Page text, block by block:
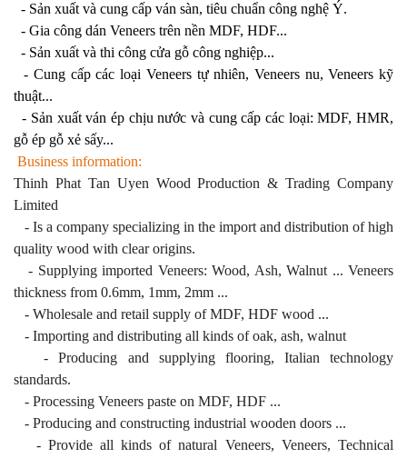
- Sản xuất và cung cấp ván sàn, tiêu chuẩn công nghệ Ý.
- Gia công dán Veneers trên nền MDF, HDF...
- Sản xuất và thi công cửa gỗ công nghiệp...
- Cung cấp các loại Veneers tự nhiên, Veneers nu, Veneers kỹ
thuật...
- Sản xuất ván ép chịu nước và cung cấp các loại: MDF, HMR,
gỗ ép gỗ xẻ sấy...
Business information:
Thinh Phat Tan Uyen Wood Production & Trading Company
Limited
- Is a company specializing in the import and distribution of high
quality wood with clear origins.
- Supplying imported Veneers: Wood, Ash, Walnut ... Veneers
thickness from 0.6mm, 1mm, 2mm ...
- Wholesale and retail supply of MDF, HDF wood ...
- Importing and distributing all kinds of oak, ash, walnut
- Producing and supplying flooring, Italian technology
standards.
- Processing Veneers paste on MDF, HDF ...
- Producing and constructing industrial wooden doors ...
- Provide all kinds of natural Veneers, Veneers, Technical